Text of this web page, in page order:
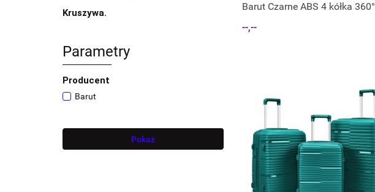
Kruszywa.
Parametry
Producent
Barut
Pokaż
Barut Czarne ABS 4 kółka 360°
--,--